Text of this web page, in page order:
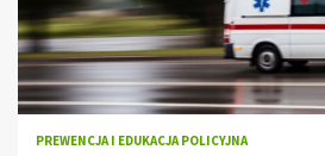
PREWENCJA I EDUKACJA POLICYJNA